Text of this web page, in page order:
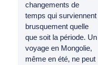
changements de
temps qui surviennent
brusquement quelle
que soit la période. Un
voyage en Mongolie,
même en été, ne peut